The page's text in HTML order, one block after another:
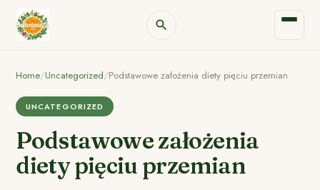
Home/Uncategorized/Podstawowe założenia diety pięciu przemian
UNCATEGORIZED
Podstawowe założenia
diety pięciu przemian